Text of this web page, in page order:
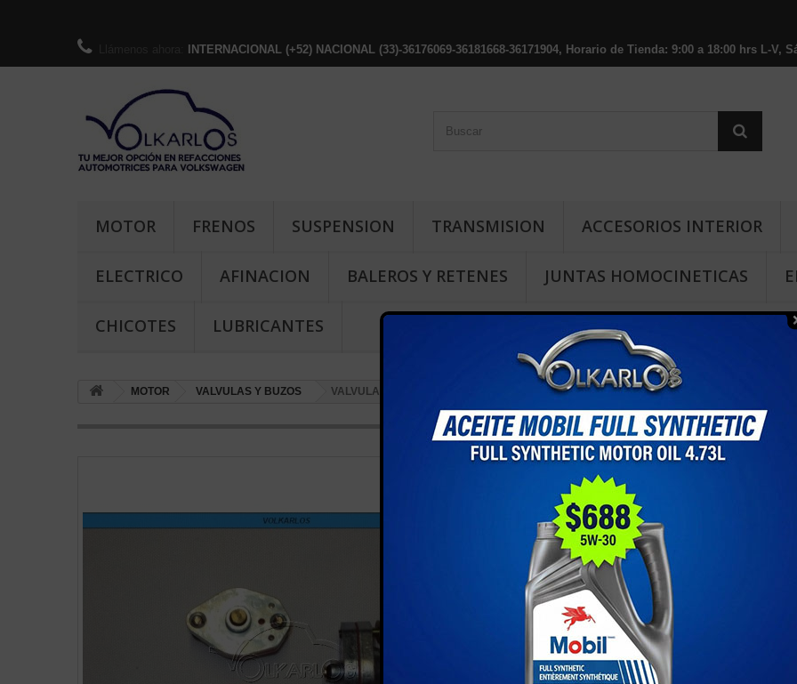
INTERNACIONAL (+52) NACIONAL (33)-36176069-36181668-36171904, Horario de Tienda: 9:00 a 18:00 hrs L-V,
MOTOR FRENOS SUSPENSION TRANSMISION ACCESORIOS INTERIOR
ELECTRICO AFINACION BALEROS Y RETENES JUNTAS HOMOCINETICAS
CHICOTES LUBRICANTES
MOTOR VALVULAS Y BUZOS VALVULA POTENCIADORA CARIBE 1.8, ATLANTIC 1.8, CORSAR 1.8, COMBI 1.8, A2 1.8
VALVULA POTENCIADORA
ATLANTIC 1.8, CORSAR 1.8,
1.8, A2 1.8
Marca SIR/ T/BOCAR
CodigoVK 15267
Condición New product
APLICA PARA MODELOS:
CARIBE 1.8,